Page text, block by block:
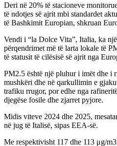
Deri në 20% të stacioneve
të ndotjes së ajrit mbi standardet
të Bashkimit Europian, shkruan
Vendi i “la Dolce Vita”, Italia, ka
përqendrimet më të larta lokale të
të statusit të cilësisë së ajrit nga
PM2.5 është një pluhur i imët dhe i
mushkëri dhe në qarkullimin e
trafiku rrugor, por edhe nga
djegëse fosile dhe zjarret pyjore.
Midis viteve 2024 dhe 2025,
në jug të Italisë, sipas EEA-së.
Me respektivisht 117 dhe 113 μg/